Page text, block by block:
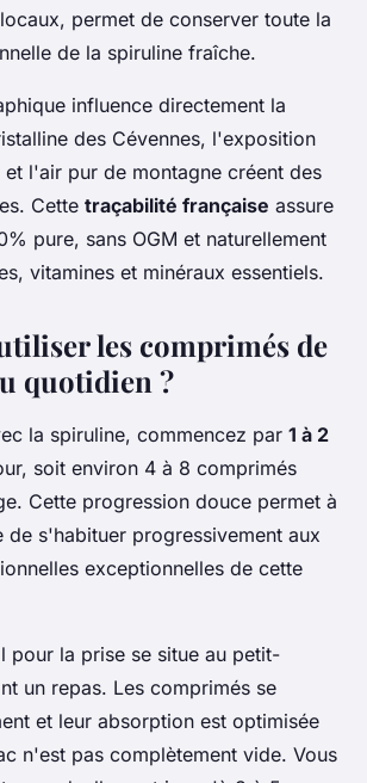
permet de conserver toute la
de la spiruline fraîche.
influence directement la
des Cévennes, l'exposition
l'air pur de montagne créent des
Cette traçabilité française assure
pure, sans OGM et naturellement
vitamines et minéraux essentiels.
les comprimés de
quotidien ?
la spiruline, commencez par 1 à 2
soit environ 4 à 8 comprimés
Cette progression douce permet à
de s'habituer progressivement aux
exceptionnelles de cette
pour la prise se situe au petit-
un repas. Les comprimés se
et leur absorption est optimisée
n'est pas complètement vide. Vous